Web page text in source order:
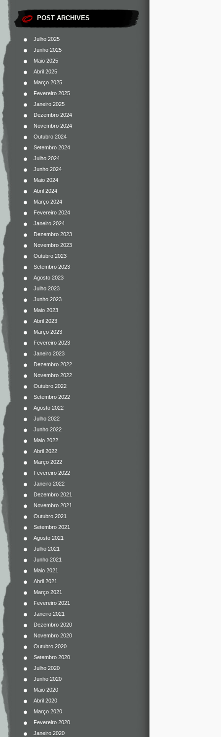
POST ARCHIVES
Julho 2025
Junho 2025
Maio 2025
Abril 2025
Março 2025
Fevereiro 2025
Janeiro 2025
Dezembro 2024
Novembro 2024
Outubro 2024
Setembro 2024
Julho 2024
Junho 2024
Maio 2024
Abril 2024
Março 2024
Fevereiro 2024
Janeiro 2024
Dezembro 2023
Novembro 2023
Outubro 2023
Setembro 2023
Agosto 2023
Julho 2023
Junho 2023
Maio 2023
Abril 2023
Março 2023
Fevereiro 2023
Janeiro 2023
Dezembro 2022
Novembro 2022
Outubro 2022
Setembro 2022
Agosto 2022
Julho 2022
Junho 2022
Maio 2022
Abril 2022
Março 2022
Fevereiro 2022
Janeiro 2022
Dezembro 2021
Novembro 2021
Outubro 2021
Setembro 2021
Agosto 2021
Julho 2021
Junho 2021
Maio 2021
Abril 2021
Março 2021
Fevereiro 2021
Janeiro 2021
Dezembro 2020
Novembro 2020
Outubro 2020
Setembro 2020
Julho 2020
Junho 2020
Maio 2020
Abril 2020
Março 2020
Fevereiro 2020
Janeiro 2020